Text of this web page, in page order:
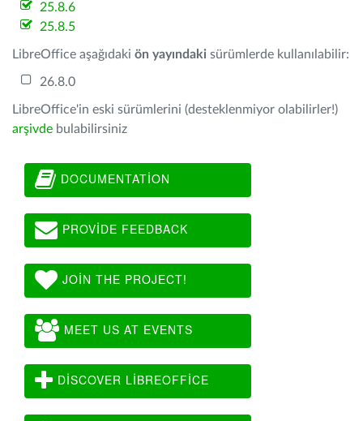
25.8.6
25.8.5
LibreOffice aşağıdaki ön yayındaki sürümlerde kullanılabilir:
26.8.0
LibreOffice'in eski sürümlerini (desteklenmiyor olabilirler!)
arşivde bulabilirsiniz
DOCUMENTATION
PROVIDE FEEDBACK
JOIN THE PROJECT!
MEET US AT EVENTS
DISCOVER LIBREOFFICE